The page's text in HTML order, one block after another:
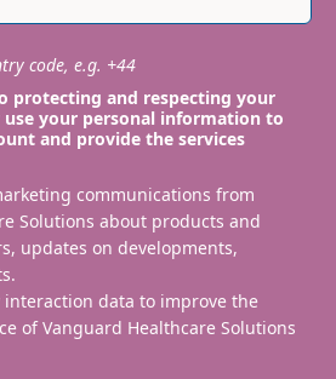
code, e.g. +44
protecting and respecting your
use your personal information to
and provide the services
communications from
Solutions about products and
updates on developments,
data to improve the
of Vanguard Healthcare Solutions